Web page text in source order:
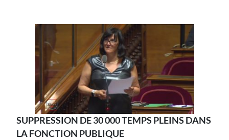
SUPPRESSION DE 30 000 TEMPS PLEINS DANS
LA FONCTION PUBLIQUE